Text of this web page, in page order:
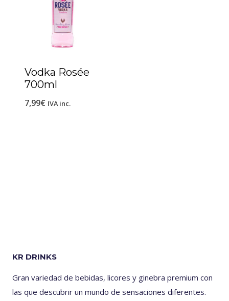
Vodka Rosée
700ml
7,99€ IVA inc.
KR DRINKS
Gran variedad de bebidas, licores y ginebra premium con
las que descubrir un mundo de sensaciones diferentes.